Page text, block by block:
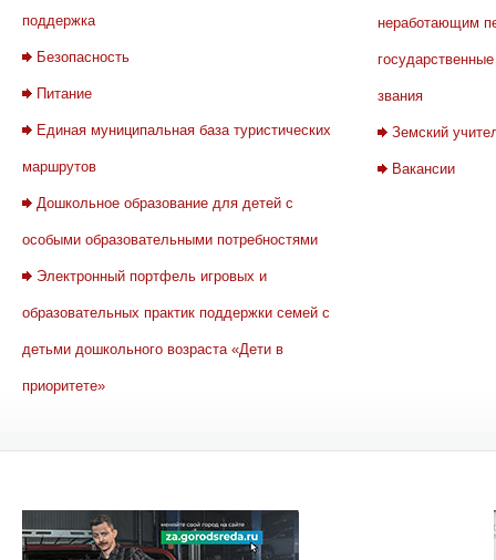
поддержка
Безопасность
Питание
Единая муниципальная база туристических
маршрутов
Дошкольное образование для детей с
особыми образовательными потребностями
Электронный портфель игровых и
образовательных практик поддержки семей с
детьми дошкольного возраста «Дети в
приоритете»
неработающим
звания
Земский
Вакансии